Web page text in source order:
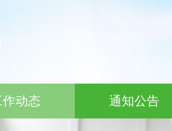
作动态 通知公告